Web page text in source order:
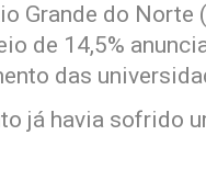
Grande do Norte
de 14,5%
das
já havia sofrido